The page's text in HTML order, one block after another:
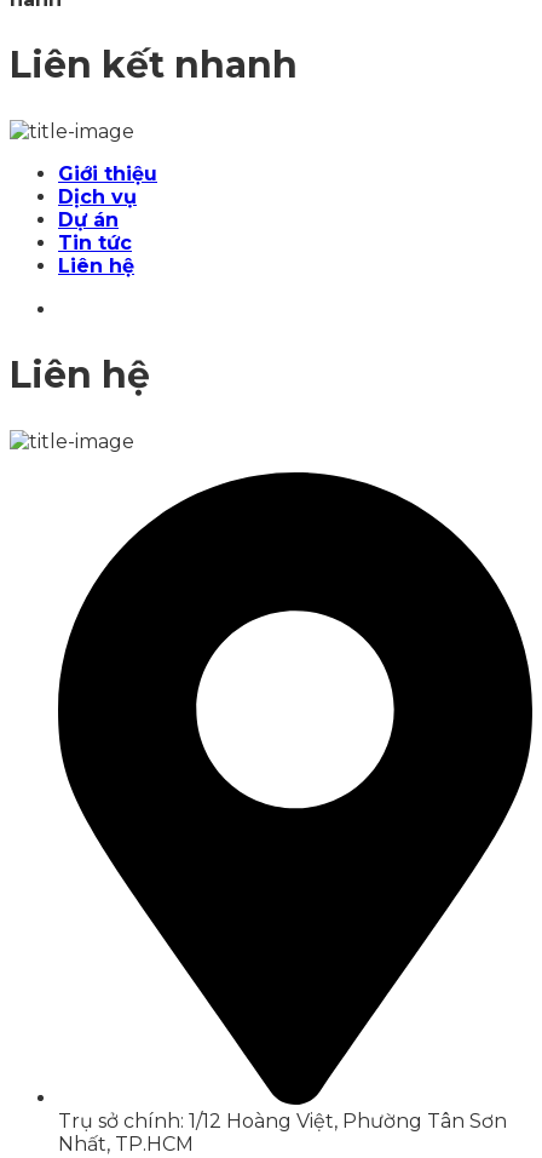
Liên kết nhanh
Giới thiệu
Dịch vụ
Dự án
Tin tức
Liên hệ
Liên hệ
Trụ sở chính: 1/12 Hoàng Việt, Phường Tân Sơn
Nhất, TP.HCM